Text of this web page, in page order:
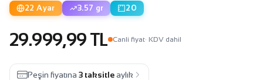
22 Ayar 3.57 gr 20
29.999,99 TL Canli fiyat· KDV dahil
Peşin fiyatına 3 taksitle aylık